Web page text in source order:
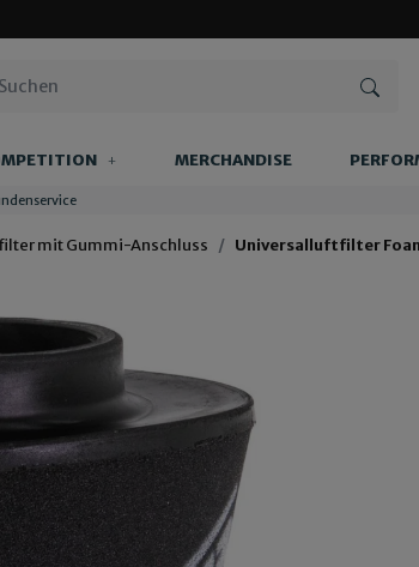
MERCHANDISE
mit Gummi-Anschluss Universalluftfilter